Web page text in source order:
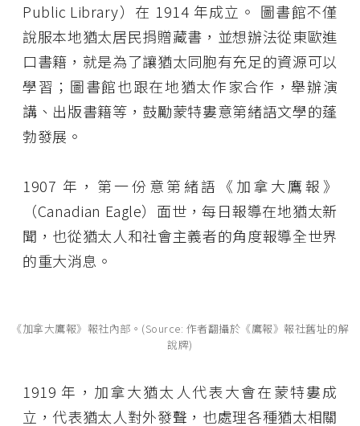
Public Library）在 1914 年成立。 圖書館不僅
說服本地猶太居民捐贈藏書，並想辦法從東歐進
口書籍，就是為了讓猶太同胞有充足的資源可以
學習；圖書館也跟在地猶太作家合作，舉辦演
講、出版書籍等，鼓勵蒙特婁意第緒語文學的蓬
勃發展。
1907 年，第一份意第緒語《加拿大鷹報》
（Canadian Eagle）面世，每日報導在地猶太新
聞，也從猶太人和社會主義者的角度報導全世界
的重大消息。
《加拿大鷹報》報社內部。(Source: 作者翻攝於《鷹報》報社舊址的解
說牌)
1919 年，加拿大猶太人代表大會在蒙特婁成
立，代表猶太人對外發聲，也處理各種猶太相關